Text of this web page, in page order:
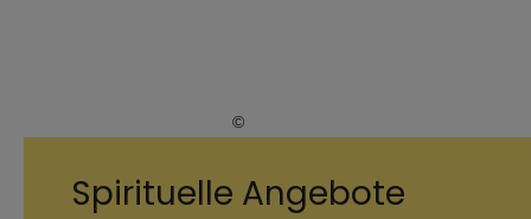
©
Spirituelle Angebote